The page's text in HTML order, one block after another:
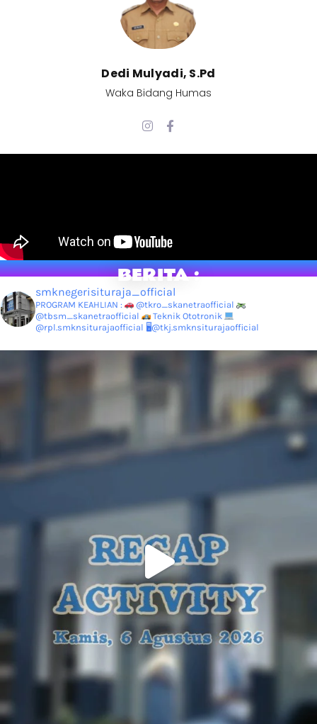
Dedi Mulyadi, S.Pd​
Waka Bidang Humas
BERITA :
smknegerisituraja_official
PROGRAM KEAHLIAN :
@tkro_skanetraofficial
@tbsm_skanetraofficial
Teknik Ototronik
@rpl.smknsiturajaofficial 🖥@tkj.smknsiturajaofficial